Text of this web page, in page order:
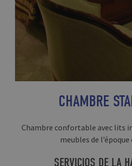
CHAMBRE
Chambre confortable avec lits
meubles de
SERVICIOS DE LA